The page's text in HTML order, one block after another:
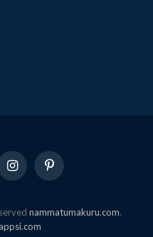
InstagramPinterest
nammatumakuru.com.